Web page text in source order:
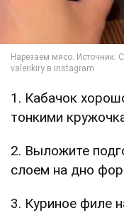
1. Кабачок
тонкими
2. Выложите
слоем на дно
3. Куриное филе